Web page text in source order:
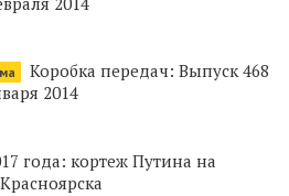
Коробка передач: Выпуск 468
2014
года: кортеж Путина на